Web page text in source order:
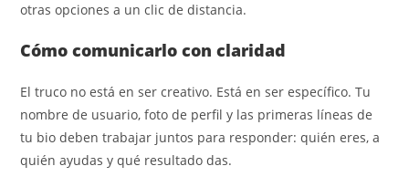
otras opciones a un clic de distancia.
Cómo comunicarlo con claridad
El truco no está en ser creativo. Está en ser específico. Tu
nombre de usuario, foto de perfil y las primeras líneas de
tu bio deben trabajar juntos para responder: quién eres, a
quién ayudas y qué resultado das.